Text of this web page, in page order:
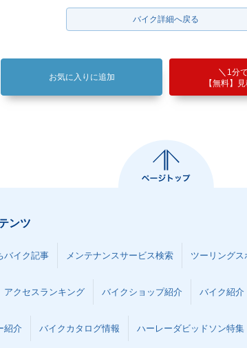
バイク詳細へ戻る
お気に入りに追加
1分
【無料】
ンツ
バイク記事 メンテナンスサービス検索 ツーリングス
アクセスランキング バイクショップ紹介 バイク紹介
紹介 バイクカタログ情報 ハーレーダビッドソン特集